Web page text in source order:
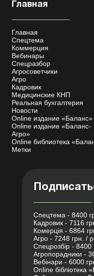
Главная
Главная
Спецтема
Коммерция
Вебинары
Спецразбор
Агросоветчики
Агро
Кадровик
Медицинские КНП
Реальная бухгалтерия
Новости
Online издание «Баланс»
Online издание «Баланс-
Агро»
Online библиотека
Метки
Спецтема - 8400
Кадровик - 7116
Комерція - 6864
Агро - 7248 грн. /
Спецрозбір - 8400
Агропорадники -
Вебінари - 6000
Online бібліотека